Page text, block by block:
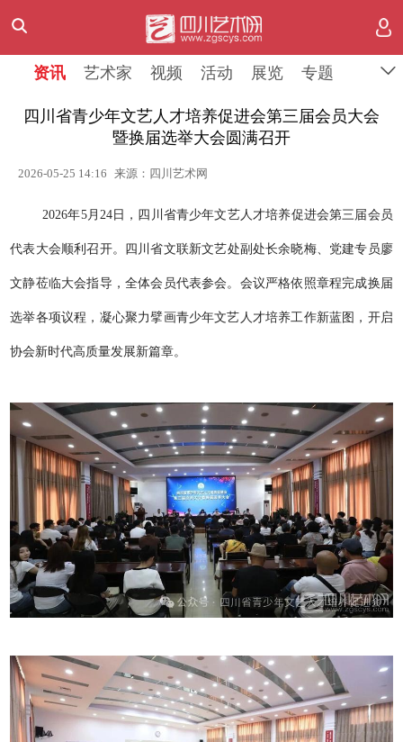
资讯 艺术家 视频 活动 展览 专题
四川省青少年文艺人才培养促进会第三届会员大会
暨换届选举大会圆满召开
2026-05-25 14:16 来源：四川艺术网
2026年5月24日，四川省青少年文艺人才培养促进会第三届会员
代表大会顺利召开。 四川省文联新文艺处副处长余晓梅、党建专员廖
文静莅临大会指导，全体会员代表参会。会议严格依照章程完成换届
选举各项议程，凝心聚力擘画青少年文艺人才培养工作新蓝图，开启
协会新时代高质量发展新篇章。